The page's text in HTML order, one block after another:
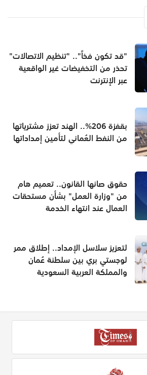
"قد تكون فخاً".. "تنظيم الاتصالات"
تحذر من التخفيضات غير الواقعية
عبر الإنترنت
بقفزة 206%.. الهند تعزز مشترياتها
من النفط العُماني لتأمين إمداداتها
حقوق صانها القانون.. تعميم هام
من "وزارة العمل" بشأن مستحقات
العمال عند انتهاء الخدمة
لتعزيز سلاسل الإمداد.. إطلاق ممر
لوجستي بري بين سلطنة عُمان
والمملكة العربية السعودية